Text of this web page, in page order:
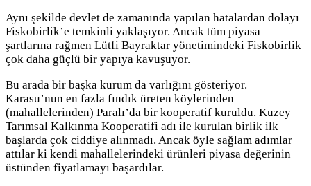
Aynı şekilde devlet de zamanında yapılan hatalardan dolayı
Fiskobirlik’e temkinli yaklaşıyor. Ancak tüm piyasa
şartlarına rağmen Lütfi Bayraktar yönetimindeki Fiskobirlik
çok daha güçlü bir yapıya kavuşuyor.
Bu arada bir başka kurum da varlığını gösteriyor.
Karasu’nun en fazla fındık üreten köylerinden
(mahallelerinden) Paralı’da bir kooperatif kuruldu. Kuzey
Tarımsal Kalkınma Kooperatifi adı ile kurulan birlik ilk
başlarda çok ciddiye alınmadı. Ancak öyle sağlam adımlar
attılar ki kendi mahallelerindeki ürünleri piyasa değerinin
üstünden fiyatlamayı başardılar.